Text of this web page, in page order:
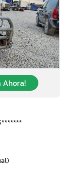
Ahora!